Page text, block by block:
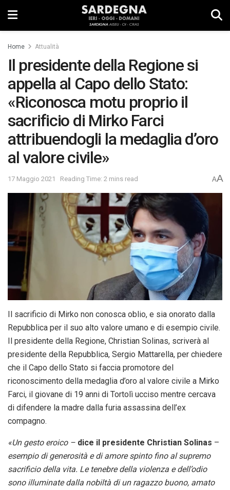
Home Attualità
Il presidente della Regione si
appella al Capo dello Stato:
«Riconosca motu proprio il
sacrificio di Mirko Farci
attribuendogli la medaglia d’oro
al valore civile»
17 Maggio 2021 Reading Time: 2 mins read AA
Il sacrificio di Mirko non conosca oblio, e sia onorato dalla
Repubblica per il suo alto valore umano e di esempio civile.
Il presidente della Regione, Christian Solinas, scriverà al
presidente della Repubblica, Sergio Mattarella, per chiedere
che il Capo dello Stato si faccia promotore del
riconoscimento della medaglia d’oro al valore civile a Mirko
Farci, il giovane di 19 anni di Tortolì ucciso mentre cercava
di difendere la madre dalla furia assassina dell’ex
compagno.
«Un gesto eroico – dice il presidente Christian Solinas –
esempio di generosità e di amore spinto fino al supremo
sacrificio della vita. Le tenebre della violenza e dell’odio
sono illuminate dalla nobiltà di un ragazzo buono, amato